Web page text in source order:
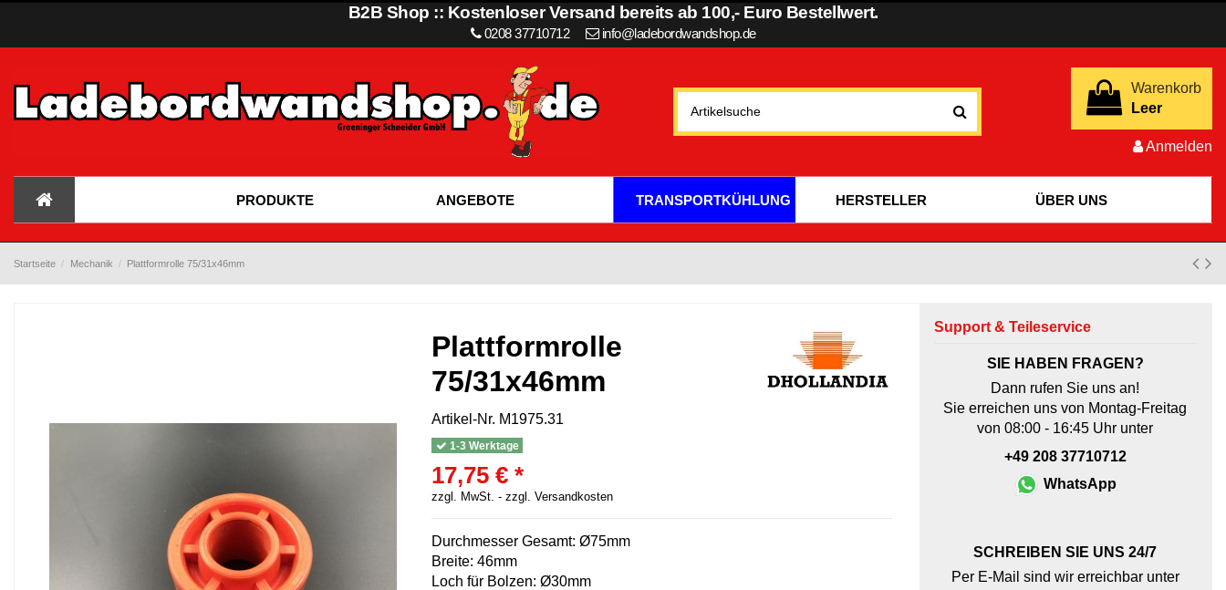
B2B Shop :: Kostenloser Versand bereits ab 100,- Euro Bestellwert.
0208 37710712 info@ladebordwandshop.de
Warenkorb
Leer
Anmelden
PRODUKTE ANGEBOTE TRANSPORTKÜHLUNG HERSTELLER ÜBER UNS
Startseite Mechanik Plattformrolle 75/31x46mm
Plattformrolle
75/31x46mm
Artikel-Nr. M1975.31
1-3 Werktage
17,75 € *
zzgl. MwSt. - zzgl. Versandkosten
Durchmesser Gesamt: Ø75mm
Breite: 46mm
Loch für Bolzen: Ø30mm
Support & Teileservice
SIE HABEN FRAGEN?
Dann rufen Sie uns an!
Sie erreichen uns von Montag-Freitag
von 08:00 - 16:45 Uhr unter
+49 208 37710712
WhatsApp
SCHREIBEN SIE UNS 24/7
Per E-Mail sind wir erreichbar unter